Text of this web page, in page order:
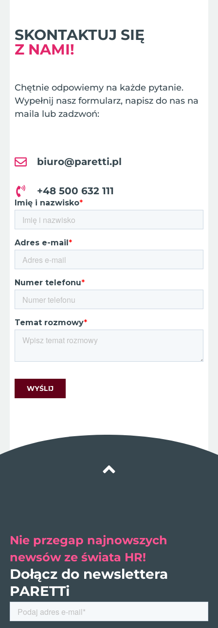
SKONTAKTUJ SIĘ
Z NAMI!
Chętnie odpowiemy na każde pytanie.
Wypełnij nasz formularz, napisz do nas na
maila lub zadzwoń:
biuro@paretti.pl
+48 500 632 111
Nie przegap najnowszych
newsów ze świata HR!
Dołącz do newslettera
PARETTi